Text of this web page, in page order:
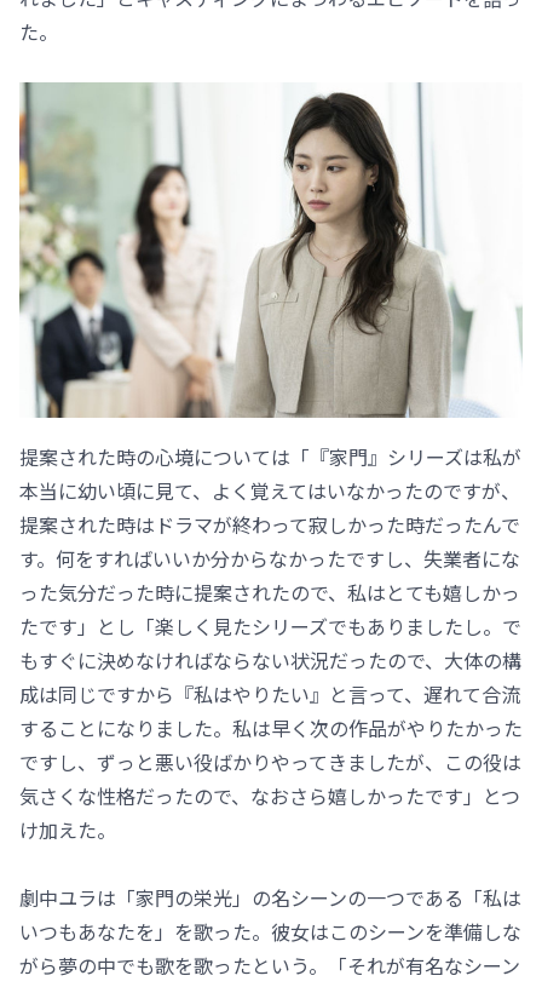
た。
提案された時の心境については「『家門』シリーズは私が
本当に幼い頃に見て、よく覚えてはいなかったのですが、
提案された時はドラマが終わって寂しかった時だったんで
す。何をすればいいか分からなかったですし、失業者にな
った気分だった時に提案されたので、私はとても嬉しかっ
たです」とし「楽しく見たシリーズでもありましたし。で
もすぐに決めなければならない状況だったので、大体の構
成は同じですから『私はやりたい』と言って、遅れて合流
することになりました。私は早く次の作品がやりたかった
ですし、ずっと悪い役ばかりやってきましたが、この役は
気さくな性格だったので、なおさら嬉しかったです」とつ
け加えた。
劇中ユラは「家門の栄光」の名シーンの一つである「私は
いつもあなたを」を歌った。彼女はこのシーンを準備しな
がら夢の中でも歌を歌ったという。「それが有名なシーン